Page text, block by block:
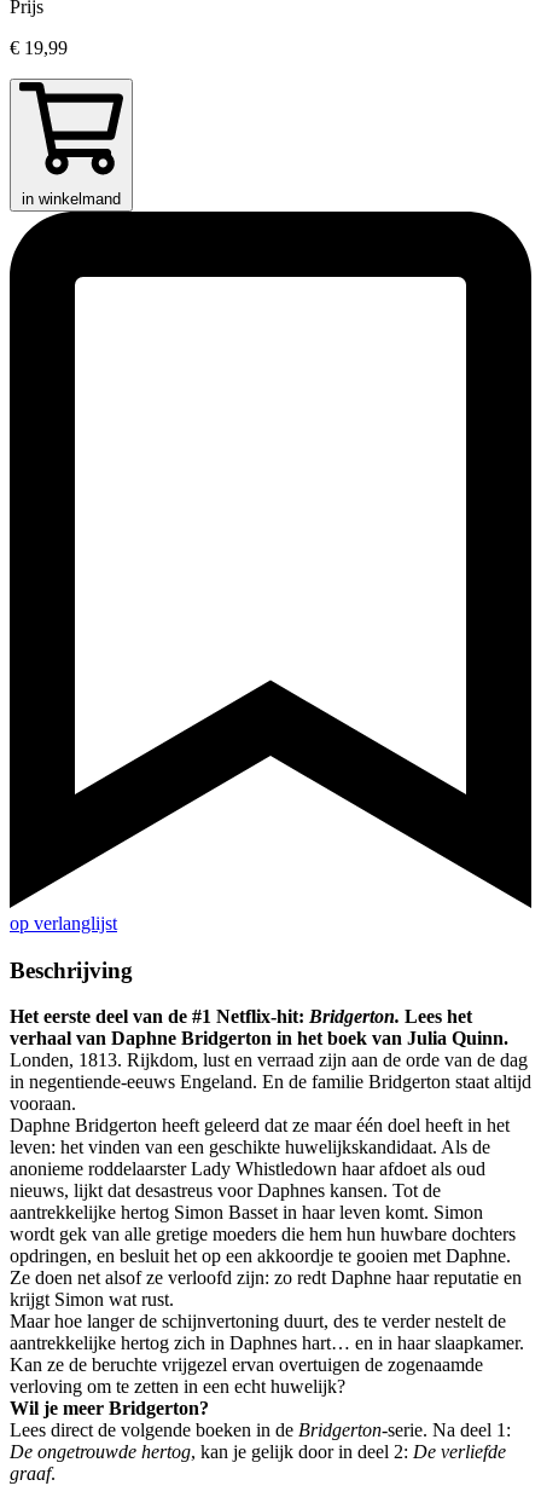
Prijs
€ 19,99
in winkelmand
op verlanglijst
Beschrijving
Het eerste deel van de #1 Netflix-hit: Bridgerton. Lees het
verhaal van Daphne Bridgerton in het boek van Julia Quinn.
Londen, 1813. Rijkdom, lust en verraad zijn aan de orde van de dag
in negentiende-eeuws Engeland. En de familie Bridgerton staat altijd
vooraan.
Daphne Bridgerton heeft geleerd dat ze maar één doel heeft in het
leven: het vinden van een geschikte huwelijkskandidaat. Als de
anonieme roddelaarster Lady Whistledown haar afdoet als oud
nieuws, lijkt dat desastreus voor Daphnes kansen. Tot de
aantrekkelijke hertog Simon Basset in haar leven komt. Simon
wordt gek van alle gretige moeders die hem hun huwbare dochters
opdringen, en besluit het op een akkoordje te gooien met Daphne.
Ze doen net alsof ze verloofd zijn: zo redt Daphne haar reputatie en
krijgt Simon wat rust.
Maar hoe langer de schijnvertoning duurt, des te verder nestelt de
aantrekkelijke hertog zich in Daphnes hart… en in haar slaapkamer.
Kan ze de beruchte vrijgezel ervan overtuigen de zogenaamde
verloving om te zetten in een echt huwelijk?
Wil je meer Bridgerton?
Lees direct de volgende boeken in de Bridgerton-serie. Na deel 1:
De ongetrouwde hertog, kan je gelijk door in deel 2: De verliefde
graaf.